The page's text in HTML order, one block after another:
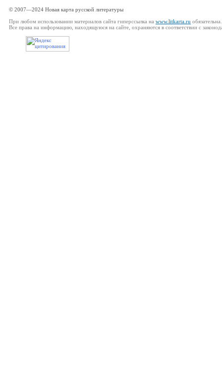
© 2007—2024 Новая карта русской литературы
При любом использовании материалов сайта гиперссылка на www.litkarta.ru обязательна.
Все права на информацию, находящуюся на сайте, охраняются в соответствии с